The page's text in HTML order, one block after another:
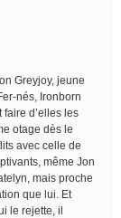
Greyjoy, jeune
nés, Ironborn
d’elles les
otage dès le
avec celle de
même Jon
mais proche
que lui. Et
le rejette, il